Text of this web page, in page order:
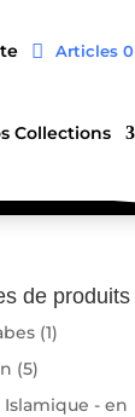
Articles 0
Collections
de produits
(1)
(5)
- en